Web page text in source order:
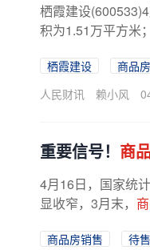
栖霞建设
积为1.51万平方米
栖霞建设 商品
人民财讯
赖小风
重要信号！ 商
4月16日，国家统
显收窄，3月末，
商品房销售 待